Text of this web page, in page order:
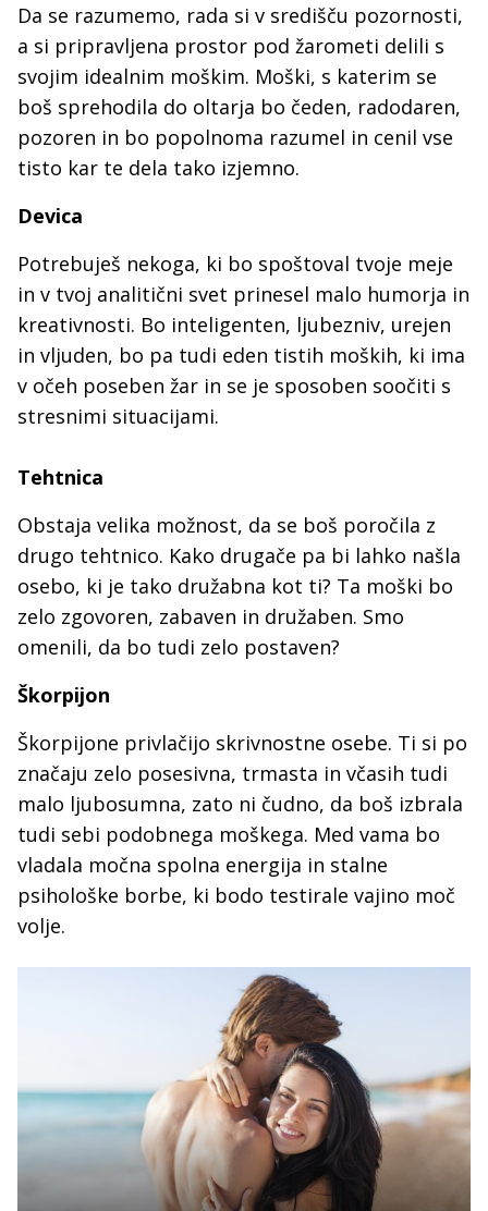
Da se razumemo, rada si v središču pozornosti,
a si pripravljena prostor pod žarometi delili s
svojim idealnim moškim. Moški, s katerim se
boš sprehodila do oltarja bo čeden, radodaren,
pozoren in bo popolnoma razumel in cenil vse
tisto kar te dela tako izjemno.
Devica
Potrebuješ nekoga, ki bo spoštoval tvoje meje
in v tvoj analitični svet prinesel malo humorja in
kreativnosti. Bo inteligenten, ljubezniv, urejen
in vljuden, bo pa tudi eden tistih moških, ki ima
v očeh poseben žar in se je sposoben soočiti s
stresnimi situacijami.
Tehtnica
Obstaja velika možnost, da se boš poročila z
drugo tehtnico. Kako drugače pa bi lahko našla
osebo, ki je tako družabna kot ti? Ta moški bo
zelo zgovoren, zabaven in družaben. Smo
omenili, da bo tudi zelo postaven?
Škorpijon
Škorpijone privlačijo skrivnostne osebe. Ti si po
značaju zelo posesivna, trmasta in včasih tudi
malo ljubosumna, zato ni čudno, da boš izbrala
tudi sebi podobnega moškega. Med vama bo
vladala močna spolna energija in stalne
psihološke borbe, ki bodo testirale vajino moč
volje.